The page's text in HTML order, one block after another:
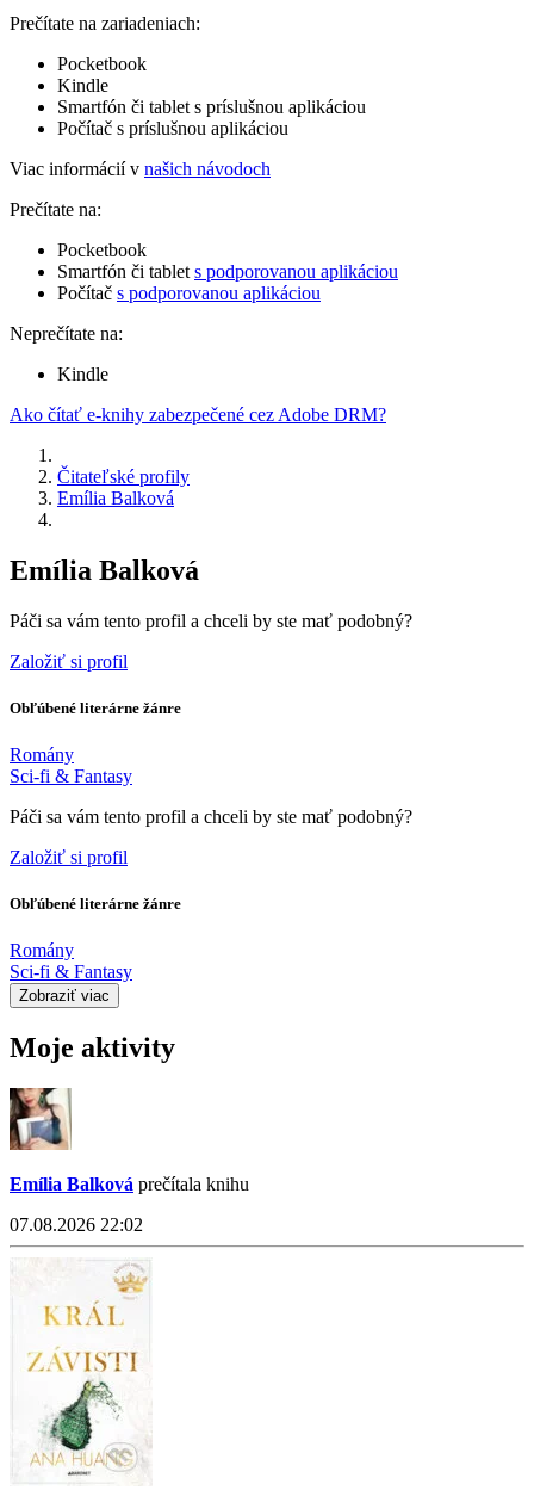
Prečítate na zariadeniach:
Pocketbook
Kindle
Smartfón či tablet s príslušnou aplikáciou
Počítač s príslušnou aplikáciou
Viac informácií v našich návodoch
Prečítate na:
Pocketbook
Smartfón či tablet s podporovanou aplikáciou
Počítač s podporovanou aplikáciou
Neprečítate na:
Kindle
Ako čítať e-knihy zabezpečené cez Adobe DRM?
Čitateľské profily
Emília Balková
Emília Balková
Páči sa vám tento profil a chceli by ste mať podobný?
Založiť si profil
Obľúbené literárne žánre
Romány
Sci-fi & Fantasy
Páči sa vám tento profil a chceli by ste mať podobný?
Založiť si profil
Obľúbené literárne žánre
Romány
Sci-fi & Fantasy
Zobraziť viac
Moje aktivity
Emília Balková prečítala knihu
07.08.2026 22:02